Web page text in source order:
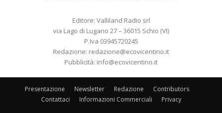
Editore: Valliland Radio srl
via Lago di Lugano 27 – 36015 Schio (VI)
P.Iva 03945720245
Redazione: redazione@ecovicentino.it
Pubblicità: info@ecovicentino.it
Presentazione Newsletter Redazione
Contributors
Contattaci
Informazioni Commerciali Privacy